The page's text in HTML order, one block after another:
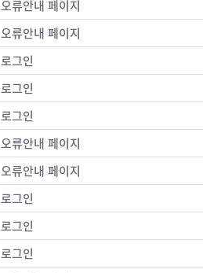
오류안내 페이지
오류안내 페이지
로그인
로그인
로그인
오류안내 페이지
오류안내 페이지
로그인
로그인
로그인